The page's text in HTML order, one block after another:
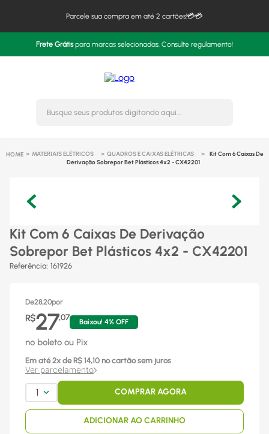
Parcele sua compra em até 2 cartões!💳💳
Frete Grátispara marcas selecionadas. Consulte regulamento!
Busque seus produtos
MATERIAIS ELÉTRICOS QUADROS E CAIXAS ELÉTRICAS
Kit Com 6 Caixas De
Derivação Sobrepor Bet Plásticos 4x2 - CX42201
Kit Com 6 Caixas De Derivação
Sobrepor Bet Plásticos 4x2 - CX42201
Referência: 161926
De28,20por
R$27,07
Baixou! 4% OFF
no boleto ou Pix
Em até 2x de R$ 14,10 no cartão sem juros
Ver parcelamento
1 COMPRAR AGORA
ADICIONAR AO CARRINHO